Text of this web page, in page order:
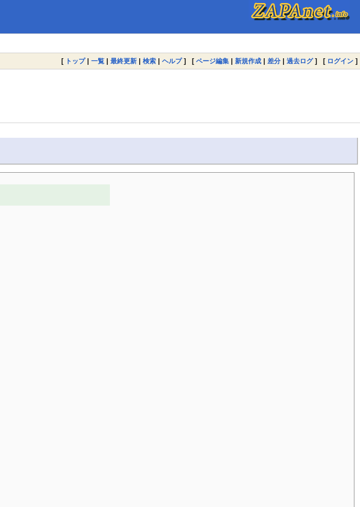
[ トップ| 一覧 | 最終更新 | 検索 | ヘルプ] [ ページ編集 | 新規作成 | 差分 | 過去ログ] [ ログイン ]